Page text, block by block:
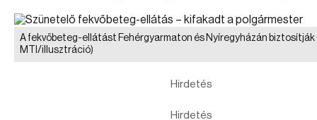
A fekvőbeteg-ellátást Fehérgyarmaton és Nyíregyházán biztosítják
MTI/illusztráció)
Hirdetés
Hirdetés